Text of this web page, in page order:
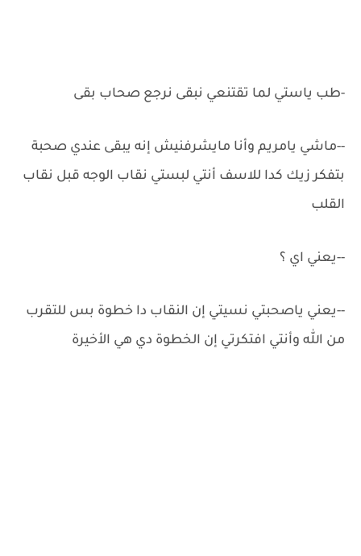
-طب ياستي لما تقتنعي نبقى نرجع صحاب بقى
-‏-ماشي يامريم وأنا مايشرفنيش إنه يبقى عندي صحبة
بتفكر زيك كدا للاسف أنتي لبستي نقاب الوجه قبل نقاب
القلب
-‏-‏يعني اي ؟
-‏-‏يعني ياصحبتي نسيتي إن النقاب دا خطوة بس للتقرب
من الله وأنتي افتكرتي إن الخطوة دي هي الأخيرة